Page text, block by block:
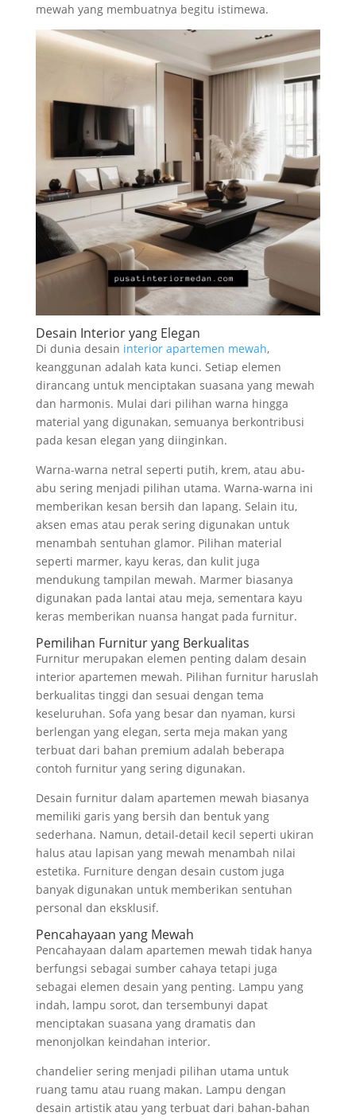
mewah yang membuatnya begitu istimewa.
Desain Interior yang Elegan
Di dunia desain interior apartemen mewah,
keanggunan adalah kata kunci. Setiap elemen
dirancang untuk menciptakan suasana yang mewah
dan harmonis. Mulai dari pilihan warna hingga
material yang digunakan, semuanya berkontribusi
pada kesan elegan yang diinginkan.
Warna-warna netral seperti putih, krem, atau abu-
abu sering menjadi pilihan utama. Warna-warna ini
memberikan kesan bersih dan lapang. Selain itu,
aksen emas atau perak sering digunakan untuk
menambah sentuhan glamor. Pilihan material
seperti marmer, kayu keras, dan kulit juga
mendukung tampilan mewah. Marmer biasanya
digunakan pada lantai atau meja, sementara kayu
keras memberikan nuansa hangat pada furnitur.
Pemilihan Furnitur yang Berkualitas
Furnitur merupakan elemen penting dalam desain
interior apartemen mewah. Pilihan furnitur haruslah
berkualitas tinggi dan sesuai dengan tema
keseluruhan. Sofa yang besar dan nyaman, kursi
berlengan yang elegan, serta meja makan yang
terbuat dari bahan premium adalah beberapa
contoh furnitur yang sering digunakan.
Desain furnitur dalam apartemen mewah biasanya
memiliki garis yang bersih dan bentuk yang
sederhana. Namun, detail-detail kecil seperti ukiran
halus atau lapisan yang mewah menambah nilai
estetika. Furniture dengan desain custom juga
banyak digunakan untuk memberikan sentuhan
personal dan eksklusif.
Pencahayaan yang Mewah
Pencahayaan dalam apartemen mewah tidak hanya
berfungsi sebagai sumber cahaya tetapi juga
sebagai elemen desain yang penting. Lampu yang
indah, lampu sorot, dan tersembunyi dapat
menciptakan suasana yang dramatis dan
menonjolkan keindahan interior.
chandelier sering menjadi pilihan utama untuk
ruang tamu atau ruang makan. Lampu dengan
desain artistik atau yang terbuat dari bahan-bahan